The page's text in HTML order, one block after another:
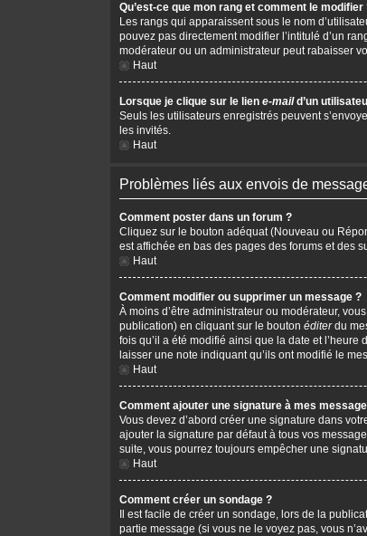
Qu’est-ce que mon rang et comment le modifier
Les rangs qui apparaissent sous le nom
pouvez pas directement modifier l’intitulé d’un
modérateur ou un administrateur peut rabaisser
Haut
Lorsque je clique sur le lien e-maild’un
Seuls les utilisateurs enregistrés peuvent
les invités.
Haut
Problèmes liés aux envois de
Comment poster dans un forum ?
Cliquez sur le bouton adéquat (Nouveau ou
est affichée en bas des pages des forums et des
Haut
Comment modifier ou supprimer un message ?
À moins d’être administrateur ou modérateur,
publication) en cliquant sur le bouton éditerdu
fois qu’il a été modifié ainsi que la date et
laisser une note indiquant qu’ils ont modifié le
Haut
Comment ajouter une signature à mes
Vous devez d’abord créer une signature dans
ajouter la signature par défaut à tous vos
suite, vous pourrez toujours empêcher une
Haut
Comment créer un sondage ?
Il est facile de créer un sondage, lors de la
partie message (si vous ne le voyez pas, vous